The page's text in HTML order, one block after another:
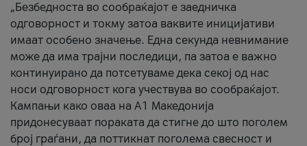
„Безбедноста во сообраќајот е заедничка
одговорност и токму затоа ваквите иницијативи
имаат особено значење. Една секунда невнимание
може да има трајни последици, па затоа е важно
континуирано да потсетуваме дека секој од нас
носи одговорност кога учествува во сообраќајот.
Кампањи како оваа на A1 Македонија
придонесуваат пораката да стигне до што поголем
број граѓани, да поттикнат поголема свесност и